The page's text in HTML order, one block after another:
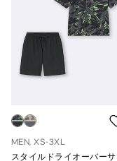
MEN, XS-3XL
スタイルドライオーバーサ